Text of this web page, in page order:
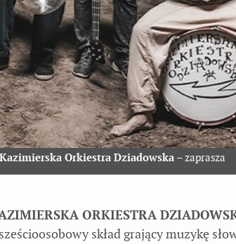
Kazimierska Orkiestra Dziadowska – zaprasza
ORKIESTRA
skład grający muzykę